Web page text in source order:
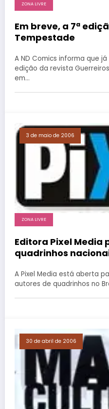
ZONA LIVRE
Em breve, a 7ª
Tempestade
A ND Comics informa que
edição da revista
em…
3 de maio de 2006
ZONA LIVRE
Editora Pixel
quadrinhos
A Pixel Media está aberta
autores de quadrinhos no
30 de abril de 2006